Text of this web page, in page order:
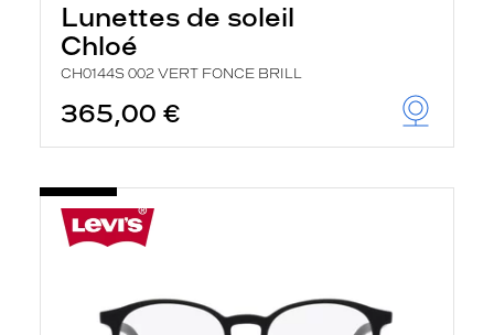
Lunettes de soleil
Chloé
CH0144S 002 VERT FONCE BRILL
365,00 €